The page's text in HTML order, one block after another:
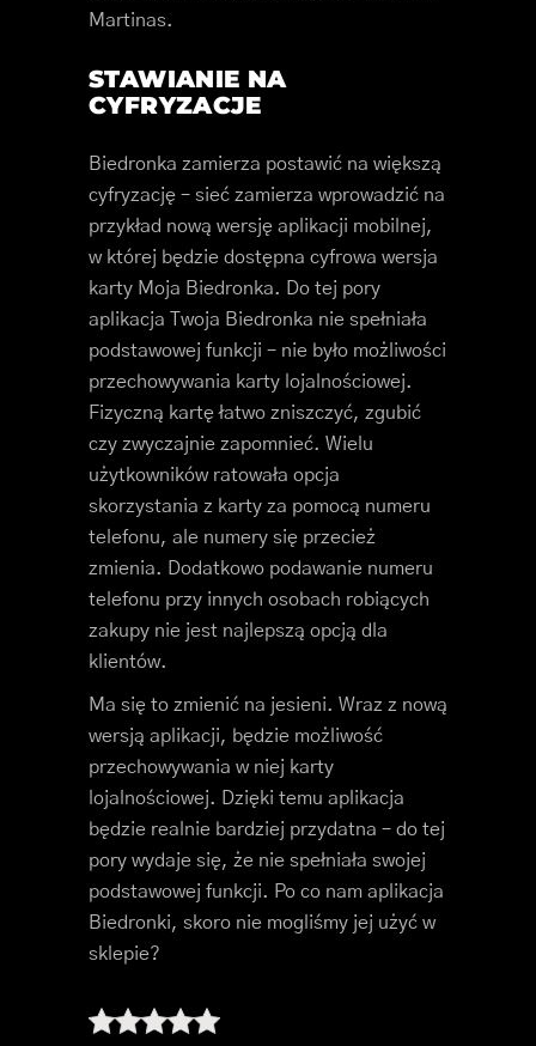
Martinas.
STAWIANIE NA
CYFRYZACJE
Biedronka zamierza postawić na większą
cyfryzację – sieć zamierza wprowadzić na
przykład nową wersję aplikacji mobilnej,
w której będzie dostępna cyfrowa wersja
karty Moja Biedronka. Do tej pory
aplikacja Twoja Biedronka nie spełniała
podstawowej funkcji – nie było możliwości
przechowywania karty lojalnościowej.
Fizyczną kartę łatwo zniszczyć, zgubić
czy zwyczajnie zapomnieć. Wielu
użytkowników ratowała opcja
skorzystania z karty za pomocą numeru
telefonu, ale numery się przecież
zmienia. Dodatkowo podawanie numeru
telefonu przy innych osobach robiących
zakupy nie jest najlepszą opcją dla
klientów.
Ma się to zmienić na jesieni. Wraz z nową
wersją aplikacji, będzie możliwość
przechowywania w niej karty
lojalnościowej. Dzięki temu aplikacja
będzie realnie bardziej przydatna – do tej
pory wydaje się, że nie spełniała swojej
podstawowej funkcji. Po co nam aplikacja
Biedronki, skoro nie mogliśmy jej użyć w
sklepie?